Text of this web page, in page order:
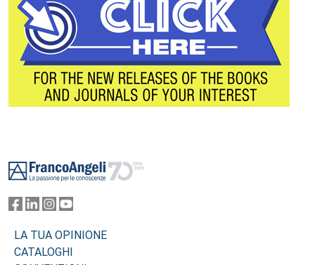
LA TUA OPINIONE
CATALOGHI